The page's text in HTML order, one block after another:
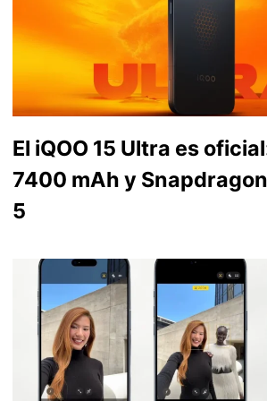
El iQOO 15 Ultra es
7400 mAh y
5